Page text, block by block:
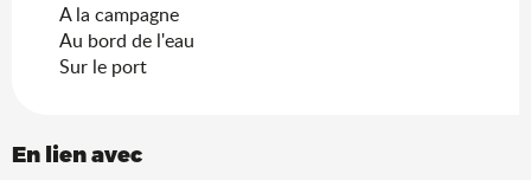
A la campagne
Au bord de l'eau
Sur le port
En lien avec